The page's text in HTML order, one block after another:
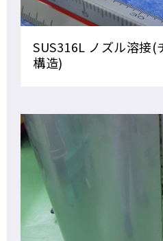
SUS316L ノズル溶接(
構造)